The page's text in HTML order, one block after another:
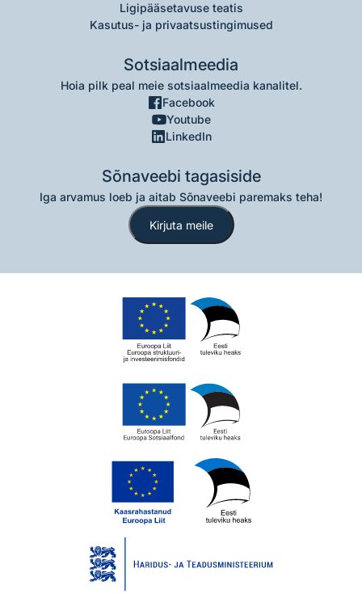
Ligipääsetavuse teatis
Kasutus- ja privaatsustingimused
Sotsiaalmeedia
Hoia pilk peal meie sotsiaalmeedia kanalitel.
Facebook
Youtube
LinkedIn
Sõnaveebi tagasiside
Iga arvamus loeb ja aitab Sõnaveebi paremaks teha!
Kirjuta meile